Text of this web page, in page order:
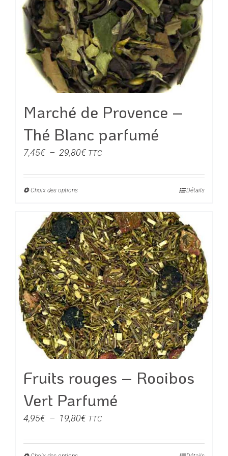
options
peuvent
être
choisies
sur
la
page
du
produit
Marché de Provence –
Thé Blanc parfumé
7,45€ – 29,80€Plage
prix :
29,80€
TTC
Choix des optionsCe
a
plusieurs
variations.
Les
options
peuvent
être
choisies
sur
la
page
produit
Détails
Fruits rouges – Rooibos
Vert Parfumé
4,95€ – 19,80€Plage
prix :
TTC